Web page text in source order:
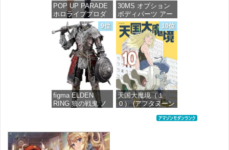
POP UP PARADE
ホロライブプロダ
クション 獅白ぼた
ん ノンスケール プ
ラスチック製 塗装
済み完成品フィギ
価格：¥4,676
30MS オプション
ボディパーツ アー
ムパーツ&レッグパ
ーツ [カラーC] 色
分け済みプラモデ
ル
価格：¥1,949
9位
figma ELDEN
RING 狼の戦鬼 ノ
価格：¥13,115
10位
天国大魔境（１
０） (アフタヌーン